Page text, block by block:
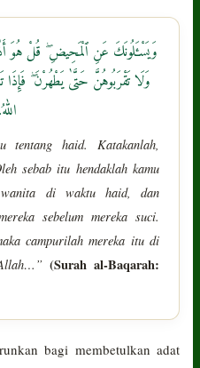
وَيَسْـَٔلُونَكَ عَنِ ٱلْمَحِيضِ ۖ قُلْ هُوَ
وَلَا تَقْرَبُوهُنَّ حَتَّىٰ يَطْهُرْنَ
tentang haid. Katakanlah,
sebab itu hendaklah kamu
di waktu haid, dan
sebelum mereka suci.
campurilah mereka itu di
(Surah al-Baqarah:
bagi membetulkan adat